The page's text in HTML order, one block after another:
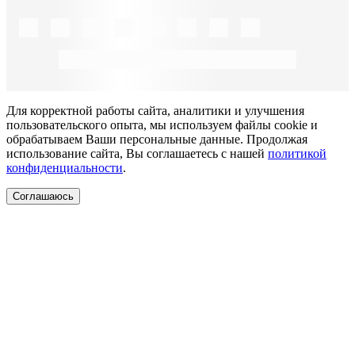
Для корректной работы сайта, аналитики и улучшения
пользовательского опыта, мы используем файлы cookie и
обрабатываем Ваши персональные данные. Продолжая
использование сайта, Вы соглашаетесь с нашей политикой
конфиденциальности.
Соглашаюсь